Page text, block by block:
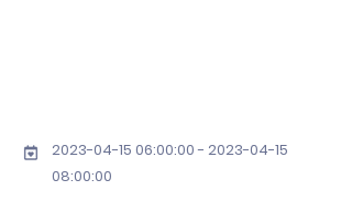
2023-04-15 06:00:00 - 2023-04-15
08:00:00